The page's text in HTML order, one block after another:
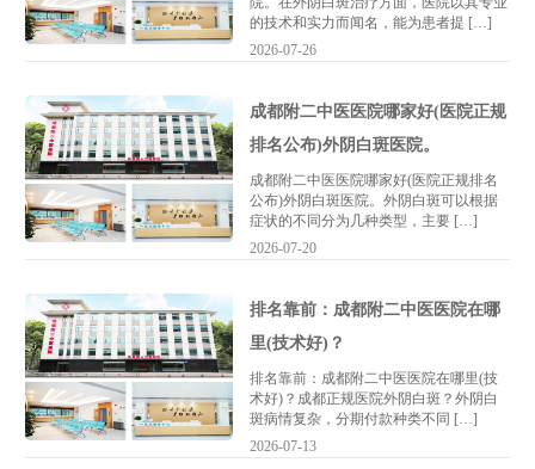
的技术和实力而闻名，能为患者提 […]
2026-07-26
成都附二中医医院哪家好(医院正规
排名公布)外阴白斑医院。
成都附二中医医院哪家好(医院正规排名
公布)外阴白斑医院。外阴白斑可以根据
症状的不同分为几种类型，主要 […]
2026-07-20
排名靠前：成都附二中医医院在哪
里(技术好)？
排名靠前：成都附二中医医院在哪里(技
术好)？成都正规医院外阴白斑？外阴白
斑病情复杂，分期付款种类不同 […]
2026-07-13